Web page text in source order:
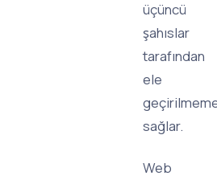
üçüncü
şahıslar
tarafından
ele
sağlar.
Web